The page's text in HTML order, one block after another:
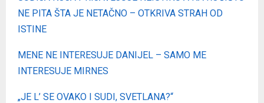
NE PITA ŠTA JE NETAČNO – OTKRIVA STRAH OD
ISTINE
MENE NE INTERESUJE DANIJEL – SAMO ME
INTERESUJE MIRNES
„JE L’ SE OVAKO I SUDI, SVETLANA?“